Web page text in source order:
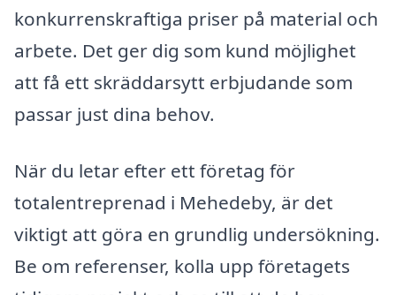
konkurrenskraftiga priser på material och
arbete. Det ger dig som kund möjlighet
att få ett skräddarsytt erbjudande som
passar just dina behov.
När du letar efter ett företag för
totalentreprenad i Mehedeby, är det
viktigt att göra en grundlig undersökning.
Be om referenser, kolla upp företagets